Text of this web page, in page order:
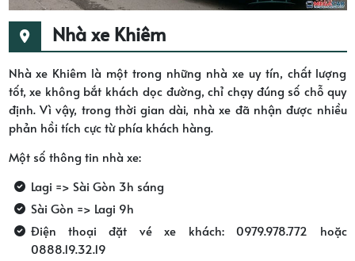
Nhà xe Khiêm
Nhà xe Khiêm là một trong những nhà xe uy tín, chất lượng
tốt, xe không bắt khách dọc đường, chỉ chạy đúng số chỗ quy
định. Vì vậy, trong thời gian dài, nhà xe đã nhận được nhiều
phản hồi tích cực từ phía khách hàng.
Một số thông tin nhà xe:
Lagi => Sài Gòn 3h sáng
Sài Gòn => Lagi 9h
Điện thoại đặt vé xe khách: 0979.978.772 hoặc
0888.19.32.19